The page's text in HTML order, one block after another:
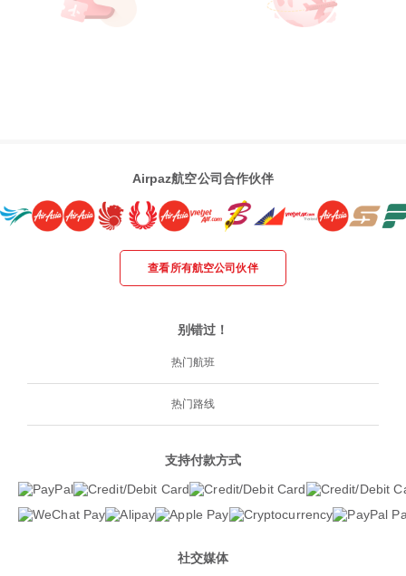
Airpaz航空公司合作伙伴
查看所有航空公司伙伴
别错过！
热门航班
热门路线
支持付款方式
社交媒体